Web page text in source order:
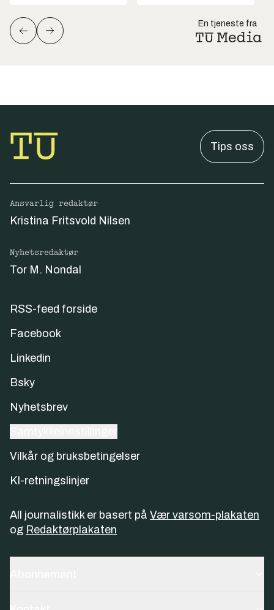
En tjeneste fra
Tips oss
Ansvarlig redaktør
Kristina Fritsvold Nilsen
Nyhetsredaktør
Tor M. Nondal
RSS-feed forside
Facebook
Linkedin
Bsky
Nyhetsbrev
Vilkår og bruksbetingelser
KI-retningslinjer
All journalistikk er basert på Vær varsom-plakaten
og Redaktørplakaten